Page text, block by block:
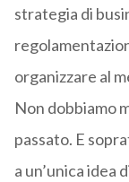
strategia di
organizzare al
Non dobbiamo
passato. E
a un’unica idea